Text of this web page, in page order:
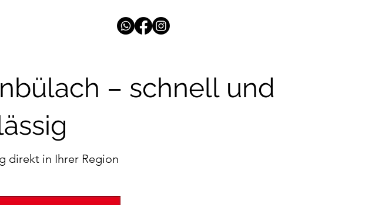
– schnell und
direkt in Ihrer Region